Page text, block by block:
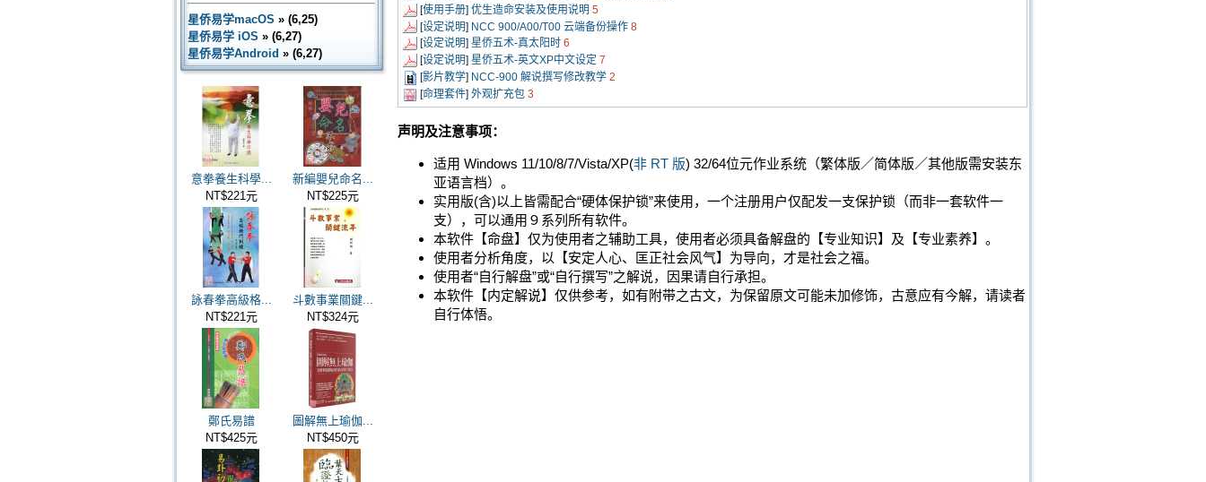
星侨易学macOS » (6,25)
星侨易学 iOS » (6,27)
星侨易学Android » (6,27)
意拳養生科學...
NT$221元
新編嬰兒命名...
NT$225元
詠春拳高級格...
NT$221元
斗數事業關鍵...
NT$324元
鄭氏易譜
NT$425元
圖解無上瑜伽...
NT$450元
[使用手册] 优生造命安装及使用说明 5
[设定说明] NCC 900/A00/T00 云端备份操作 8
[设定说明] 星侨五术-真太阳时 6
[设定说明] 星侨五术-英文XP中文设定 7
[影片教学] NCC-900 解说撰写修改教学 2
[命理套件] 外观扩充包 3
声明及注意事项：
适用 Windows 11/10/8/7/Vista/XP(非 RT 版) 32/64位元作业系统（繁体版／简体版／其他版需安装东
亚语言档）。
实用版(含)以上皆需配合“硬体保护锁”来使用，一个注册用户仅配发一支保护锁（而非一套软件一
支），可以通用９系列所有软件。
本软件【命盘】仅为使用者之辅助工具，使用者必须具备解盘的【专业知识】及【专业素养】。
使用者分析角度，以【安定人心、匡正社会风气】为导向，才是社会之福。
使用者“自行解盘”或“自行撰写”之解说，因果请自行承担。
本软件【内定解说】仅供参考，如有附带之古文，为保留原文可能未加修饰，古意应有今解，请读者
自行体悟。